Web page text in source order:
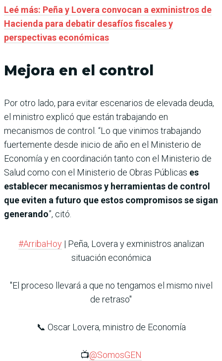
Leé más: Peña y Lovera convocan a exministros de
Hacienda para debatir desafíos fiscales y
perspectivas económicas
Mejora en el control
Por otro lado, para evitar escenarios de elevada deuda,
el ministro explicó que están trabajando en
mecanismos de control. “Lo que vinimos trabajando
fuertemente desde inicio de año en el Ministerio de
Economía y en coordinación tanto con el Ministerio de
Salud como con el Ministerio de Obras Públicas es
establecer mecanismos y herramientas de control
que eviten a futuro que estos compromisos se sigan
generando”, citó.
#ArribaHoy| Peña, Lovera y exministros analizan
situación económica
"El proceso llevará a que no tengamos el mismo nivel
de retraso"
📞 Oscar Lovera, ministro de Economía
📺@SomosGEN